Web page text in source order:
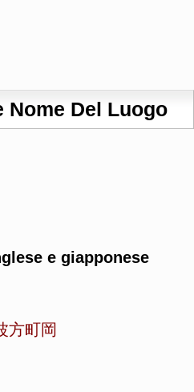
Nome Del Luogo
e giapponese
方町岡